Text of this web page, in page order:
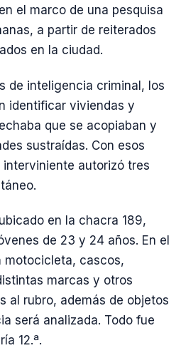
el marco de una pesquisa
a partir de reiterados
en la ciudad.
de inteligencia criminal, los
identificar viviendas y
que se acopiaban y
sustraídas. Con esos
autorizó tres
en la chacra 189,
de 23 y 24 años. En el
motocicleta, cascos,
marcas y otros
al rubro, además de objetos
será analizada. Todo fue
12.ª.